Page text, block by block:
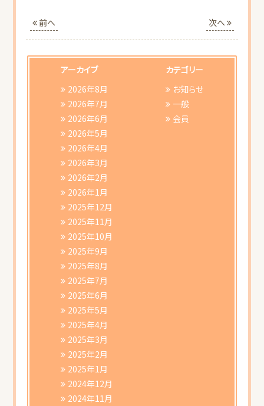
前へ 次へ
アーカイブ
2026年8月
2026年7月
2026年6月
2026年5月
2026年4月
2026年3月
2026年2月
2026年1月
2025年12月
2025年11月
2025年10月
2025年9月
2025年8月
2025年7月
2025年6月
2025年5月
2025年4月
2025年3月
2025年2月
2025年1月
2024年12月
2024年11月
カテゴリー
お知らせ
一般
会員
行事スケジュール
会員向けご案内
研修会ご案内
書類ダウンロード